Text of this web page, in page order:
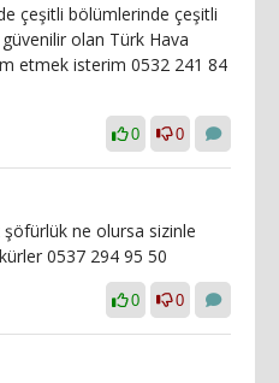
çeşitli bölümlerinde çeşitli
olan Türk Hava
etmek isterim 0532 241 84
0 0
ne olursa sizinle
0537 294 95 50
0 0